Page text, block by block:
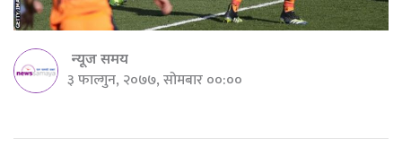
न्यूज समय
३ फाल्गुन, २०७७, सोमबार ००:००